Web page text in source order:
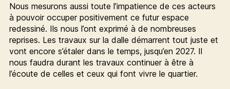
Nous mesurons aussi toute l’impatience de ces acteurs
à pouvoir occuper positivement ce futur espace
redessiné. Ils nous l’ont exprimé à de nombreuses
reprises. Les travaux sur la dalle démarrent tout juste et
vont encore s’étaler dans le temps, jusqu’en 2027. Il
nous faudra durant les travaux continuer à être à
l’écoute de celles et ceux qui font vivre le quartier.